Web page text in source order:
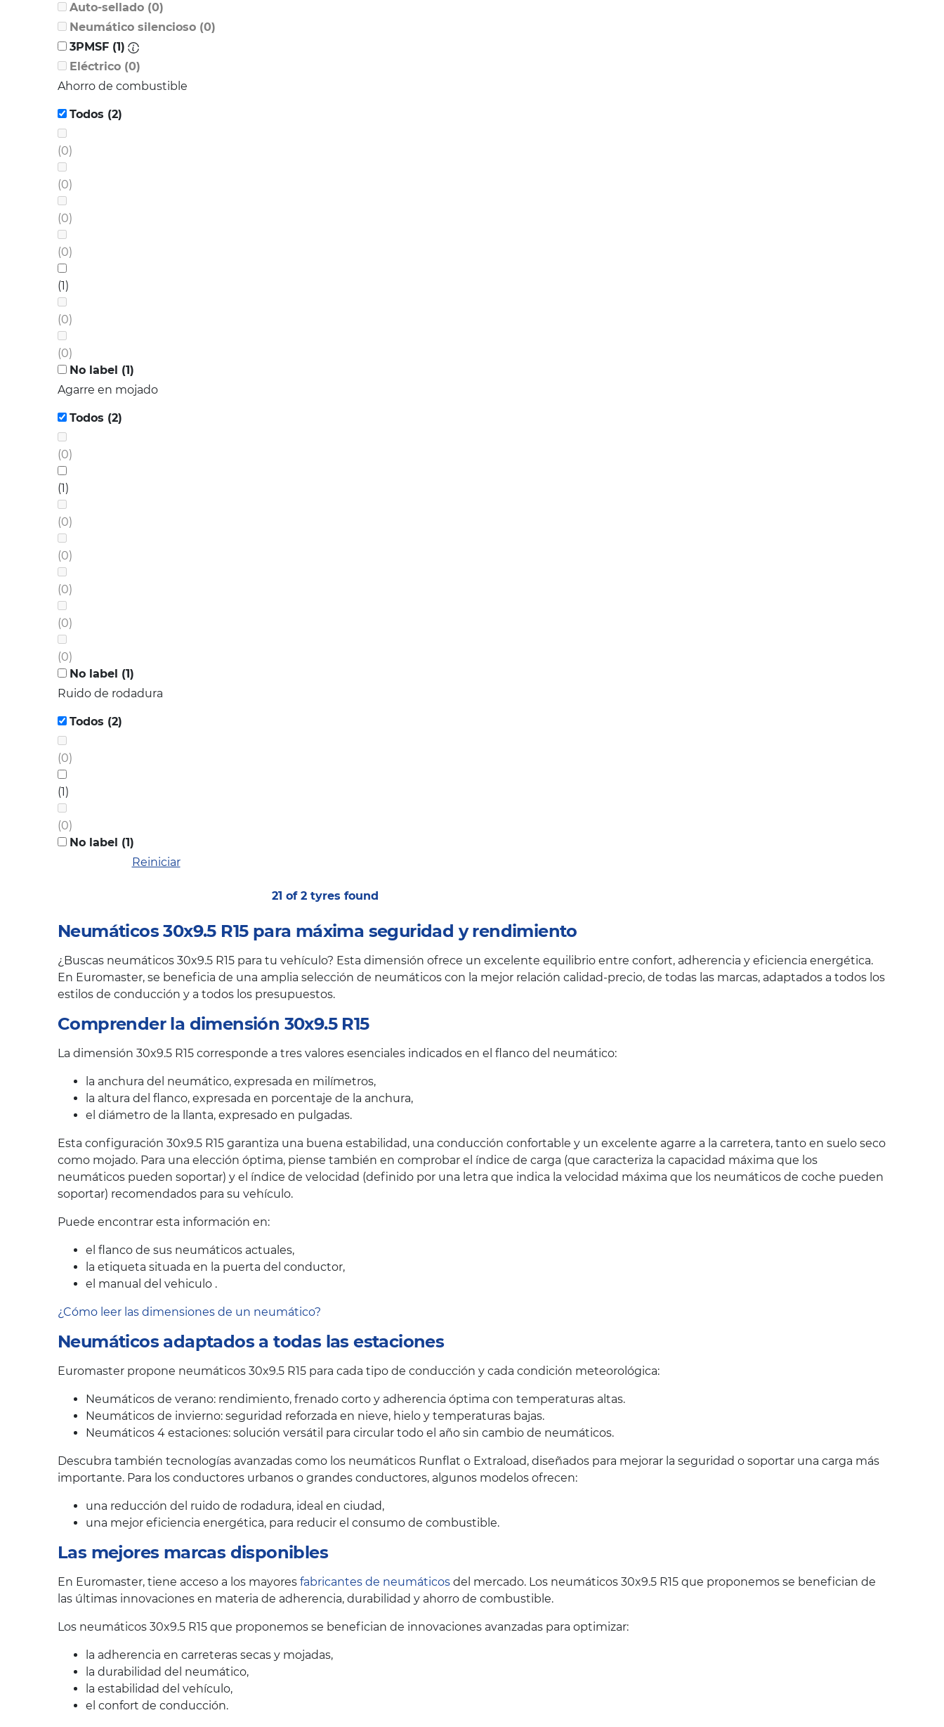
Auto-sellado (0)
Neumático silencioso (0)
3PMSF (1)
Eléctrico (0)
Ahorro de combustible
Todos (2)
(0)
(0)
(0)
(0)
(1)
(0)
(0)
No label (1)
Agarre en mojado
Todos (2)
(0)
(1)
(0)
(0)
(0)
(0)
(0)
No label (1)
Ruido de rodadura
Todos (2)
(0)
(1)
(0)
No label (1)
Reiniciar
21 of 2 tyres found
Neumáticos 30x9.5 R15 para máxima seguridad y rendimiento
¿Buscas neumáticos 30x9.5 R15 para tu vehículo? Esta dimensión ofrece un excelente equilibrio entre confort, adherencia y eficiencia energética.
En Euromaster, se beneficia de una amplia selección de neumáticos con la mejor relación calidad-precio, de todas las marcas, adaptados a todos los
estilos de conducción y a todos los presupuestos.
Comprender la dimensión 30x9.5 R15
La dimensión 30x9.5 R15 corresponde a tres valores esenciales indicados en el flanco del neumático:
la anchura del neumático, expresada en milímetros,
la altura del flanco, expresada en porcentaje de la anchura,
el diámetro de la llanta, expresado en pulgadas.
Esta configuración 30x9.5 R15 garantiza una buena estabilidad, una conducción confortable y un excelente agarre a la carretera, tanto en suelo seco
como mojado. Para una elección óptima, piense también en comprobar el índice de carga (que caracteriza la capacidad máxima que los
neumáticos pueden soportar) y el índice de velocidad (definido por una letra que indica la velocidad máxima que los neumáticos de coche pueden
soportar) recomendados para su vehículo.
Puede encontrar esta información en:
el flanco de sus neumáticos actuales,
la etiqueta situada en la puerta del conductor,
el manual del vehiculo .
¿Cómo leer las dimensiones de un neumático?
Neumáticos adaptados a todas las estaciones
Euromaster propone neumáticos 30x9.5 R15 para cada tipo de conducción y cada condición meteorológica:
Neumáticos de verano: rendimiento, frenado corto y adherencia óptima con temperaturas altas.
Neumáticos de invierno: seguridad reforzada en nieve, hielo y temperaturas bajas.
Neumáticos 4 estaciones: solución versátil para circular todo el año sin cambio de neumáticos.
Descubra también tecnologías avanzadas como los neumáticos Runflat o Extraload, diseñados para mejorar la seguridad o soportar una carga más
importante. Para los conductores urbanos o grandes conductores, algunos modelos ofrecen:
una reducción del ruido de rodadura, ideal en ciudad,
una mejor eficiencia energética, para reducir el consumo de combustible.
Las mejores marcas disponibles
En Euromaster, tiene acceso a los mayores fabricantes de neumáticos del mercado. Los neumáticos 30x9.5 R15 que proponemos se benefician de
las últimas innovaciones en materia de adherencia, durabilidad y ahorro de combustible.
Los neumáticos 30x9.5 R15 que proponemos se benefician de innovaciones avanzadas para optimizar:
la adherencia en carreteras secas y mojadas,
la durabilidad del neumático,
la estabilidad del vehículo,
el confort de conducción.